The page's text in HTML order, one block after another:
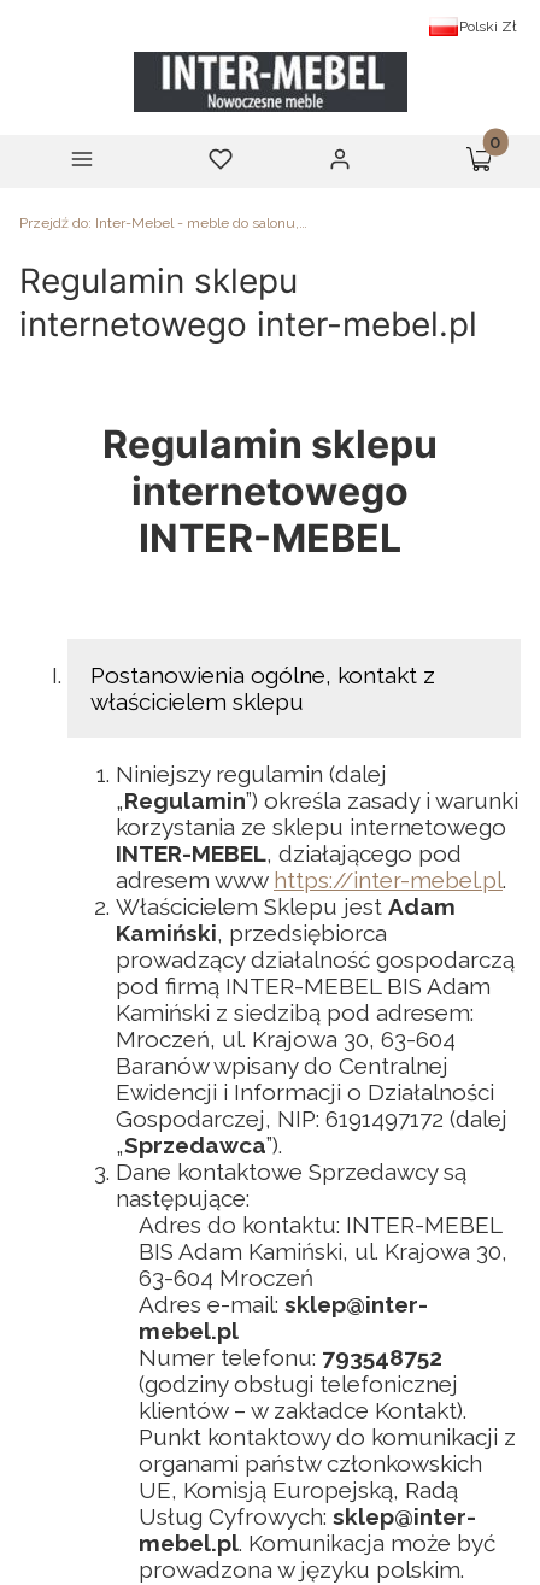
Polski Zł
Menu Ulubione Zaloguj się Koszyk
Przejdź do: Inter-Mebel - meble do salonu, sypialni i biura
Regulamin sklepu
internetowego inter-mebel.pl
Regulamin sklepu
internetowego
INTER-MEBEL
Postanowienia ogólne, kontakt z
właścicielem sklepu
Niniejszy regulamin (dalej
„Regulamin”) określa zasady i warunki
korzystania ze sklepu internetowego
INTER-MEBEL, działającego pod
adresem www https://inter-mebel.pl.
Właścicielem Sklepu jest Adam
Kamiński, przedsiębiorca
prowadzący działalność gospodarczą
pod firmą INTER-MEBEL BIS Adam
Kamiński z siedzibą pod adresem:
Mroczeń, ul. Krajowa 30, 63-604
Baranów wpisany do Centralnej
Ewidencji i Informacji o Działalności
Gospodarczej, NIP: 6191497172 (dalej
„Sprzedawca”).
Dane kontaktowe Sprzedawcy są
następujące:
Adres do kontaktu: INTER-MEBEL
BIS Adam Kamiński, ul. Krajowa 30,
63-604 Mroczeń
Adres e-mail: sklep@inter-
mebel.pl
Numer telefonu: 793548752
(godziny obsługi telefonicznej
klientów – w zakładce Kontakt).
Punkt kontaktowy do komunikacji z
organami państw członkowskich
UE, Komisją Europejską, Radą
Usług Cyfrowych: sklep@inter-
mebel.pl. Komunikacja może być
prowadzona w języku polskim.